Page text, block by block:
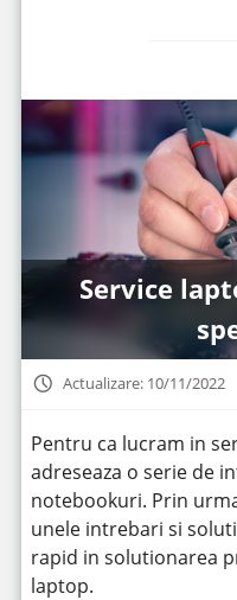
Service
Actualizare: 10/11/2022
Pentru ca lucram in
adreseaza o serie de
notebookuri. Prin
unele intrebari si
rapid in solutionarea
laptop.